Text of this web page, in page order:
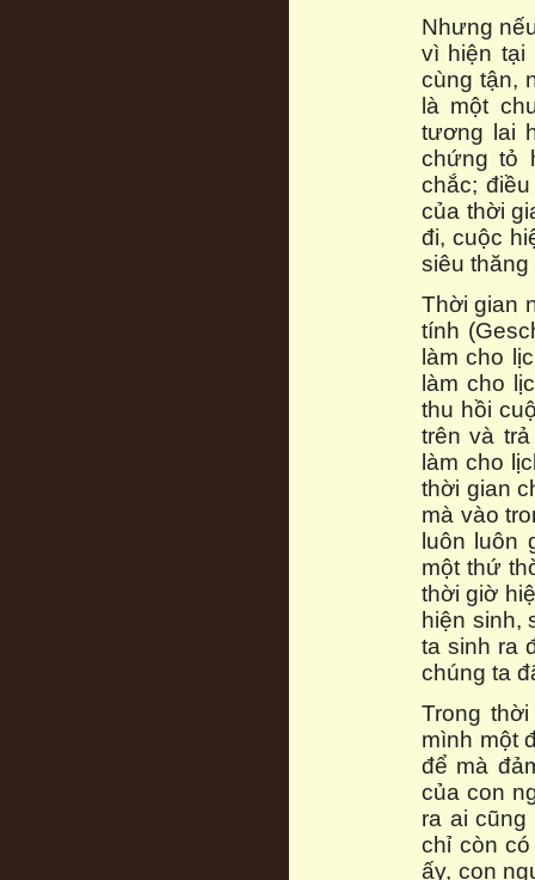
Nhưng
vì hiện tại
cùng tận,
là một
tương lai
chứng tỏ
chắc;
của thời
đi, cuộc
siêu
Thời gian
tính
làm cho
làm cho
thu hồi
trên và
làm cho
thời gian
mà vào
luôn luôn
một thứ
thời giờ
hiện sinh,
ta sinh ra
chúng ta
Trong
mình một
để mà
của con
ra ai
chỉ còn
ấy, con